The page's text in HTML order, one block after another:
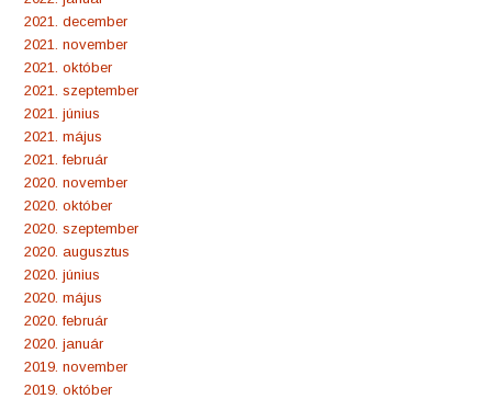
2021. december
2021. november
2021. október
2021. szeptember
2021. június
2021. május
2021. február
2020. november
2020. október
2020. szeptember
2020. augusztus
2020. június
2020. május
2020. február
2020. január
2019. november
2019. október